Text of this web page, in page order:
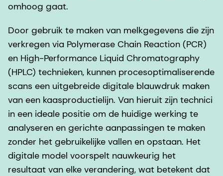
omhoog gaat.
Door gebruik te maken van melkgegevens die zijn
verkregen via Polymerase Chain Reaction (PCR)
en High-Performance Liquid Chromatography
(HPLC) technieken, kunnen procesoptimaliserende
scans een uitgebreide digitale blauwdruk maken
van een kaasproductielijn. Van hieruit zijn technici
in een ideale positie om de huidige werking te
analyseren en gerichte aanpassingen te maken
zonder het gebruikelijke vallen en opstaan. Het
digitale model voorspelt nauwkeurig het
resultaat van elke verandering, wat betekent dat